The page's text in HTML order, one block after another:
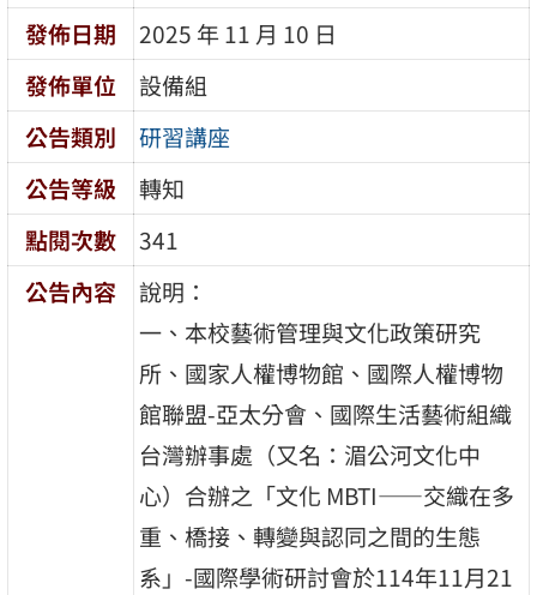
發佈日期
2025 年 11 月 10 日
發佈單位
設備組
公告類別
研習講座
公告等級
轉知
點閱次數
341
公告內容
說明：
一、本校藝術管理與文化政策研究
所、國家人權博物館、國際人權博物
館聯盟-亞太分會、國際生活藝術組織
台灣辦事處（又名：湄公河文化中
心）合辦之「文化 MBTI——交織在多
重、橋接、轉變與認同之間的生態
系」-國際學術研討會於114年11月21